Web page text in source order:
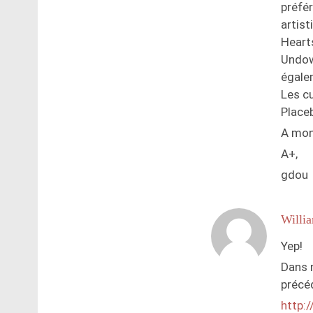
Les
A
A+,
gdou
Yep!
Dans